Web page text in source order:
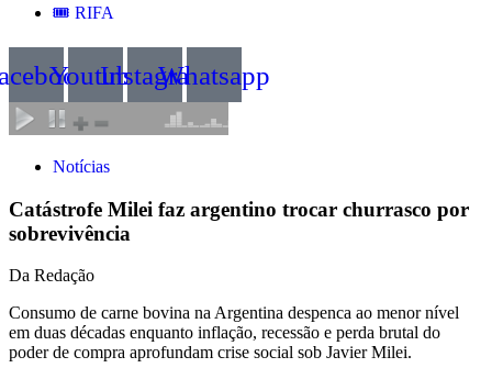
🎟️ RIFA
YoutubeInstagramWhatsapp
Notícias
Catástrofe Milei faz argentino trocar churrasco por
sobrevivência
Da Redação
Consumo de carne bovina na Argentina despenca ao menor nível
em duas décadas enquanto inflação, recessão e perda brutal do
poder de compra aprofundam crise social sob Javier Milei.